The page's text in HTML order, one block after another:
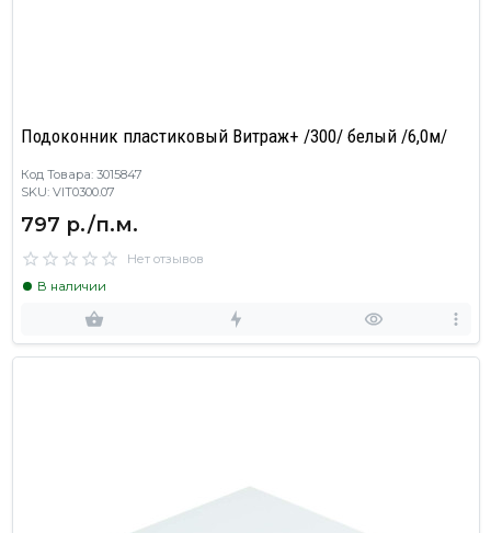
Подоконник пластиковый Витраж+ /300/ белый /6,0м/
Код Товара: 3015847
SKU: VIT0300.07
797 р./п.м.
Нет отзывов
В наличии